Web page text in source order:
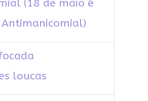
(18 de maio é
loucas